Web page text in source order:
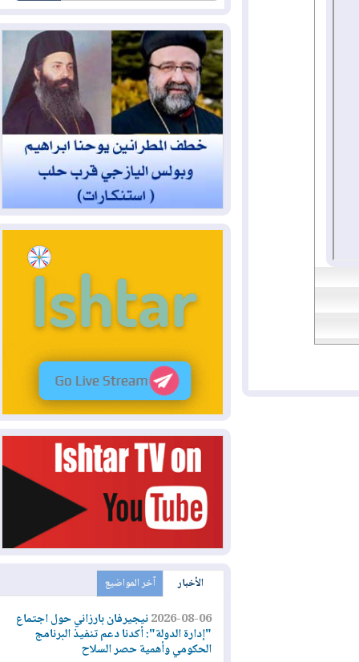
الأخبار آخر المواضيع
2026-08-06نيجيرفان بارزاني حول اجتماع
"إدارة الدولة": أكدنا دعم تنفيذ البرنامج
الحكومي وأهمية حصر السلاح